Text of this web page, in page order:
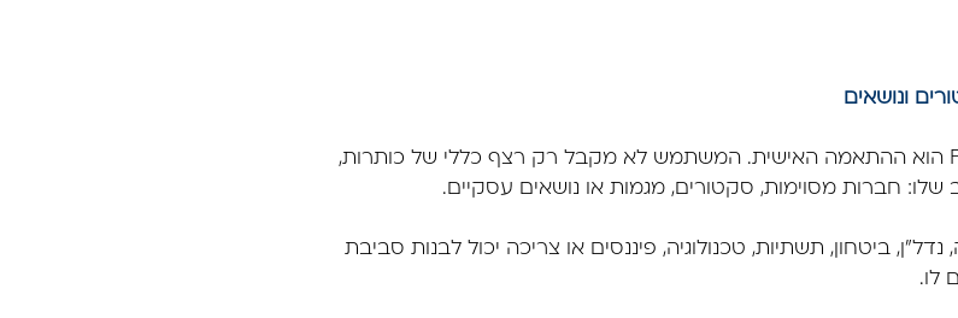
ונושאים
היתרון הראשון של מערכת FocusFin הוא ההתאמה האישית. המשתמש לא מקבל רק רצף כללי של כותרות,
חברות מסוימות, סקטורים, מגמות או נושאים עסקיים.
ביטחון, תשתיות, טכנולוגיה, פיננסים או צריכה יכול לבנות סביבת
לו.